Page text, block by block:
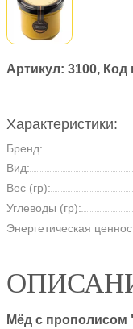
Артикул: 3100, Код
Характеристики:
Бренд:
Вид:
Вес (гр):
Углеводы (гр):
Энергетическая
Мёд с прополисом